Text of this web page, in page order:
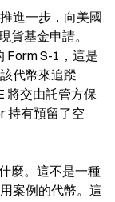
進一步，向美國
貨基金申請。
Form S-1，這是
代幣來追蹤
將交由託管方保
持有預留了空
麼。這不是一種
案例的代幣。這